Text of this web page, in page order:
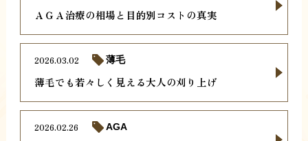
ＡＧＡ治療の相場と目的別コストの真実
薄毛でも若々しく見える大人の刈り上げ
2026.03.02 薄毛
2026.02.26 AGA